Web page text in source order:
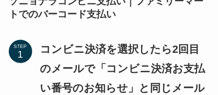
トでのバーコード支払い
STEP
コンビニ決済を選択したら2回目
のメールで「コンビニ決済お支払
い番号のお知らせ」と同じメール